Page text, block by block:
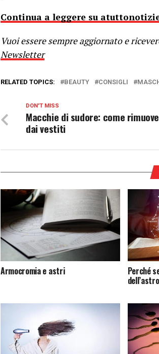
Continua a leggere su
Vuoi essere sempre aggiornato e
Newsletter
RELATED TOPICS: BEAUTY CONSIGLI
DON'T MISS
Macchie di sudore: come
dai vestiti
Armocromia e astri Perché